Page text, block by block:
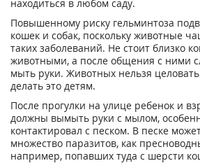
находиться в любом саду.
Повышенному риску гельминтоза
кошек и собак, поскольку животные
таких заболеваний. Не стоит близко
животными, а после общения с ними
мыть руки. Животных нельзя
делать это детям.
После прогулки на улице ребенок и
должны вымыть руки с мылом,
контактировал с песком. В песке
множество паразитов, как
например, попавших туда с шерсти